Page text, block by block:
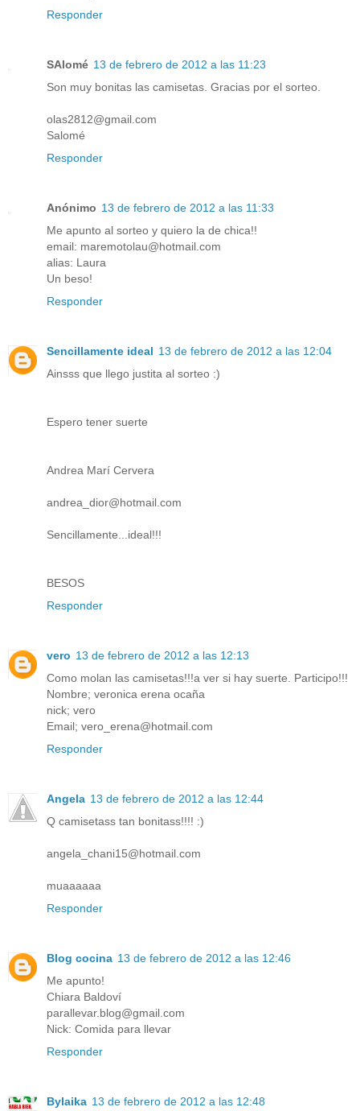
Responder
SAlomé 13 de febrero de 2012 a las 11:23
Son muy bonitas las camisetas. Gracias por el sorteo.
olas2812@gmail.com
Salomé
Responder
Anónimo 13 de febrero de 2012 a las 11:33
Me apunto al sorteo y quiero la de chica!!
email: maremotolau@hotmail.com
alias: Laura
Un beso!
Responder
Sencillamente ideal 13 de febrero de 2012 a las 12:04
Ainsss que llego justita al sorteo :)
Espero tener suerte
Andrea Marí Cervera
andrea_dior@hotmail.com
Sencillamente...ideal!!!
BESOS
Responder
vero 13 de febrero de 2012 a las 12:13
Como molan las camisetas!!!a ver si hay suerte. Participo!!!
Nombre; veronica erena ocaña
nick; vero
Email; vero_erena@hotmail.com
Responder
Angela 13 de febrero de 2012 a las 12:44
Q camisetass tan bonitass!!!! :)
angela_chani15@hotmail.com
muaaaaaa
Responder
Blog cocina 13 de febrero de 2012 a las 12:46
Me apunto!
Chiara Baldoví
parallevar.blog@gmail.com
Nick: Comida para llevar
Responder
Bylaika 13 de febrero de 2012 a las 12:48